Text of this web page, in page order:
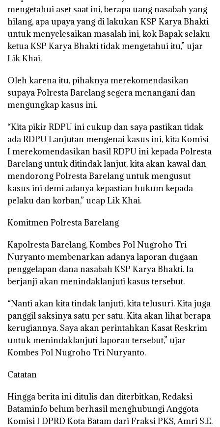
mengetahui aset saat ini, berapa uang nasabah yang
hilang, apa upaya yang di lakukan KSP Karya Bhakti
untuk menyelesaikan masalah ini, kok Bapak selaku
ketua KSP Karya Bhakti tidak mengetahui itu,” ujar
Lik Khai.
Oleh karena itu, pihaknya merekomendasikan
supaya Polresta Barelang segera menangani dan
mengungkap kasus ini.
“Kita pikir RDPU ini cukup dan saya pastikan tidak
ada RDPU Lanjutan mengenai kasus ini, kita Komisi
I merekomendasikan hasil RDPU ini kepada Polresta
Barelang untuk ditindak lanjut, kita akan kawal dan
mendorong Polresta Barelang untuk mengusut
kasus ini demi adanya kepastian hukum kepada
pelaku dan korban,” ucap Lik Khai.
Komitmen Polresta Barelang
Kapolresta Barelang, Kombes Pol Nugroho Tri
Nuryanto membenarkan adanya laporan dugaan
penggelapan dana nasabah KSP Karya Bhakti. Ia
berjanji akan menindaklanjuti kasus tersebut.
“Nanti akan kita tindak lanjuti, kita telusuri. Kita juga
panggil saksinya satu per satu. Kita akan lihat berapa
kerugiannya. Saya akan perintahkan Kasat Reskrim
untuk menindaklanjuti laporan tersebut,” ujar
Kombes Pol Nugroho Tri Nuryanto.
Catatan
Hingga berita ini ditulis dan diterbitkan, Redaksi
Bataminfo belum berhasil menghubungi Anggota
Komisi I DPRD Kota Batam dari Fraksi PKS, Amri S.E.